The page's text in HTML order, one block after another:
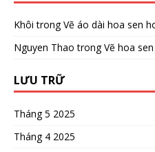
Khôi trongVẽ áo dài hoa sen
Nguyen Thao trongVẽ hoa
LƯU TRỮ
Tháng 5 2025
Tháng 4 2025